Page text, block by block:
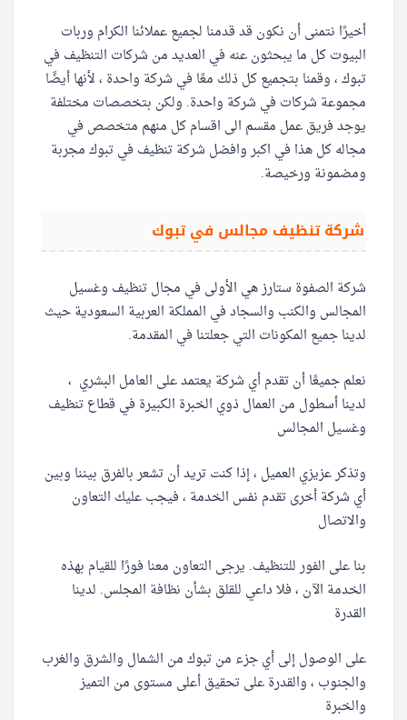
أخيرًا نتمنى أن نكون قد قدمنا ​​لجميع عملائنا الكرام وربات
البيوت كل ما يبحثون عنه في العديد من شركات التنظيف في
تبوك ، وقمنا بتجميع كل ذلك معًا في شركة واحدة ، لأنها أيضًا
مجموعة شركات في شركة واحدة. ولكن بتخصصات مختلفة
يوجد فريق عمل مقسم الى اقسام كل منهم متخصص في
مجاله كل هذا في اكبر وافضل شركة تنظيف في تبوك مجربة
ومضمونة ورخيصة.
شركة تنظيف مجالس في تبوك
شركة الصفوة ستارز هي الأولى في مجال تنظيف وغسيل
المجالس والكنب والسجاد في المملكة العربية السعودية حيث
لدينا جميع المكونات التي جعلتنا في المقدمة.
نعلم جميعًا أن تقدم أي شركة يعتمد على العامل البشري ،
لدينا أسطول من العمال ذوي الخبرة الكبيرة في قطاع تنظيف
وغسيل المجالس
وتذكر عزيزي العميل ، إذا كنت تريد أن تشعر بالفرق بيننا وبين
أي شركة أخرى تقدم نفس الخدمة ، فيجب عليك التعاون
والاتصال
بنا على الفور للتنظيف. يرجى التعاون معنا فورًا للقيام بهذه
الخدمة الآن ، فلا داعي للقلق بشأن نظافة المجلس. لدينا
القدرة
على الوصول إلى أي جزء من تبوك من الشمال والشرق والغرب
والجنوب ، والقدرة على تحقيق أعلى مستوى من التميز
والخبرة